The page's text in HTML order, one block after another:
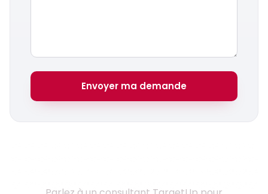
Envoyer ma demande